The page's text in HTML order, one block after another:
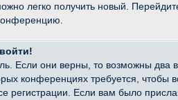
легко получить новый.
Если они верны, то возможны
конференциях требуется,
регистрации. Если вам было